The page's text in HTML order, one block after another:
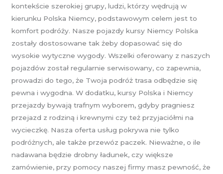
kontekście szerokiej grupy, ludzi, którzy wędrują w
kierunku Polska Niemcy, podstawowym celem jest to
komfort podróży. Nasze pojazdy kursy Niemcy Polska
zostały dostosowane tak żeby dopasować się do
wysokie wytyczne wygody. Wszelki oferowany z naszych
pojazdów został regularnie serwisowany, co zapewnia,
prowadzi do tego, że Twoja podróż trasa odbędzie się
pewna i wygodna. W dodatku, kursy Polska i Niemcy
przejazdy bywają trafnym wyborem, gdyby pragniesz
przejazd z rodziną i krewnymi czy też przyjaciółmi na
wycieczkę. Nasza oferta usług pokrywa nie tylko
podróżnych, ale także przewóz paczek. Nieważne, o ile
nadawana będzie drobny ładunek, czy większe
zamówienie, przy pomocy naszej firmy masz pewność, że